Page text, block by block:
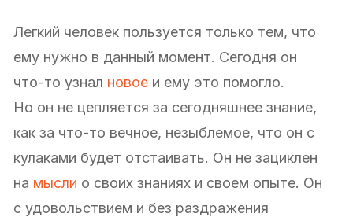
Легкий человек пользуется только тем, что
ему нужно в данный момент. Сегодня он
что-то узнал новое и ему это помогло.
Но он не цепляется за сегодняшнее знание,
как за что-то вечное, незыблемое, что он с
кулаками будет отстаивать. Он не зациклен
на мысли о своих знаниях и своем опыте. Он
с удовольствием и без раздражения